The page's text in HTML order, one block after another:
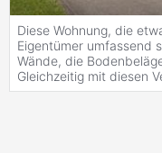
Diese Wohnung, die
Eigentümer umfassend
Wände, die
Gleichzeitig mit diesen